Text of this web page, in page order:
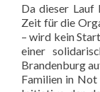
Da dieser Lauf
Zeit für die
– wird kein
einer
Brandenburg
Familien in Not